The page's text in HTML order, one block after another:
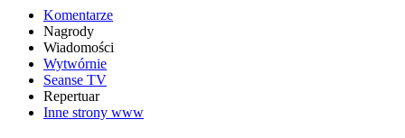
Komentarze
Nagrody
Wiadomości
Wytwórnie
Seanse TV
Repertuar
Inne strony www